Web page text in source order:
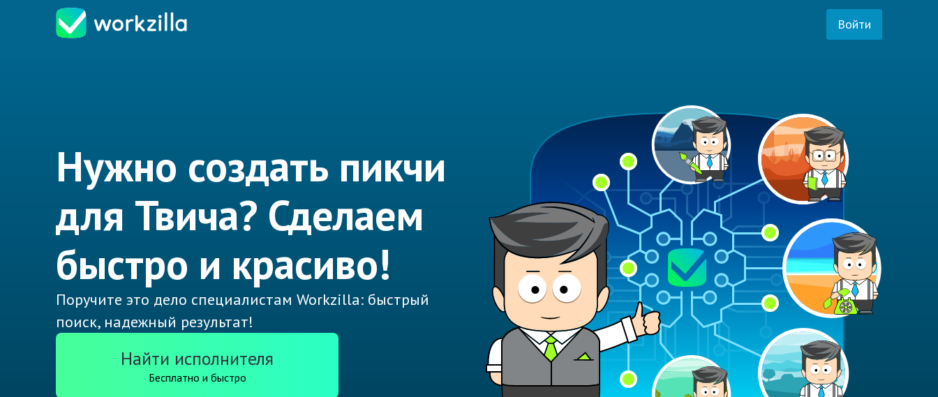
Войти
Нужно создать пикчи
для Твича? Сделаем
быстро и красиво!
Поручите это дело специалистам Workzilla: быстрый
поиск, надежный результат!
Найти исполнителя
Бесплатно и быстро